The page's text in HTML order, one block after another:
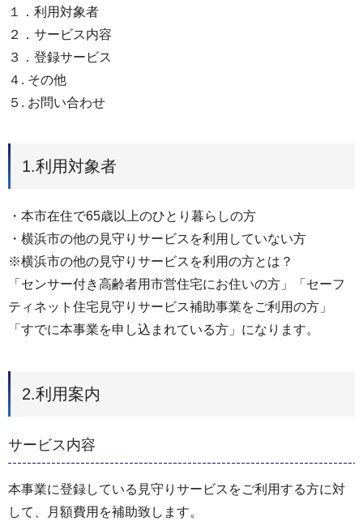
１．利用対象者
２．サービス内容
３．登録サービス
４. その他
５. お問い合わせ
1.利用対象者
・本市在住で65歳以上のひとり暮らしの方
・横浜市の他の見守りサービスを利用していない方
※横浜市の他の見守りサービスを利用の方とは？
「センサー付き高齢者用市営住宅にお住いの方」「セーフ
ティネット住宅見守りサービス補助事業をご利用の方」
「すでに本事業を申し込まれている方」になります。
2.利用案内
サービス内容
本事業に登録している見守りサービスをご利用する方に対
して、月額費用を補助致します。